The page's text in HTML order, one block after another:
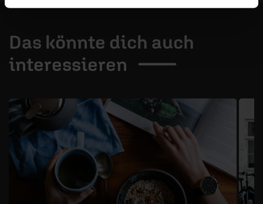
Das könnte dich auch
interessieren